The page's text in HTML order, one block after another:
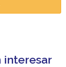
interesar